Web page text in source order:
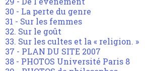
30 - La perte du genre
31 - Sur les femmes
32. Sur le goût
33. Sur les cultes et la « religion. »
37 - PLAN DU SITE 2007
38 - PHOTOS Université Paris 8